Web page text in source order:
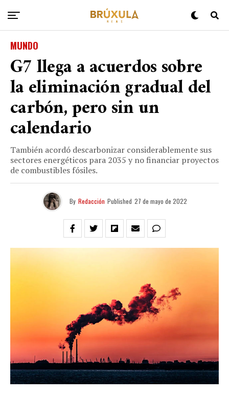
MUNDO
G7 llega a acuerdos sobre
la eliminación gradual del
carbón, pero sin un
calendario
También acordó descarbonizar considerablemente sus
sectores energéticos para 2035 y no financiar proyectos
de combustibles fósiles.
By Redacción Published 27 de mayo de 2022